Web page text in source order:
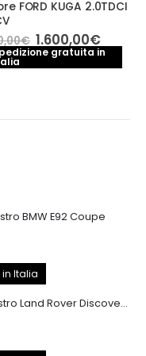
FORD KUGA 2.0TDCI
€ Il
prezzo
originale
1.600,00€Il
prezzo
gratuita in
BMW E92 Coupe
Italia
Fanale posteriore destro Land Rover Discovery 3